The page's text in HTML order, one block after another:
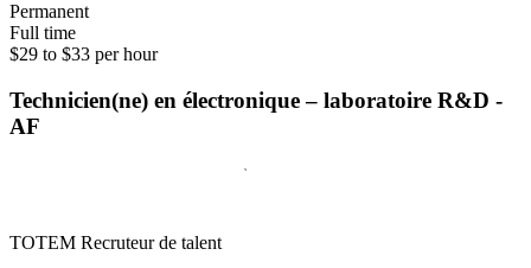
Permanent
Full time
$29 to $33 per hour
Technicien(ne) en électronique – laboratoire R&D -
AF
TOTEM Recruteur de talent